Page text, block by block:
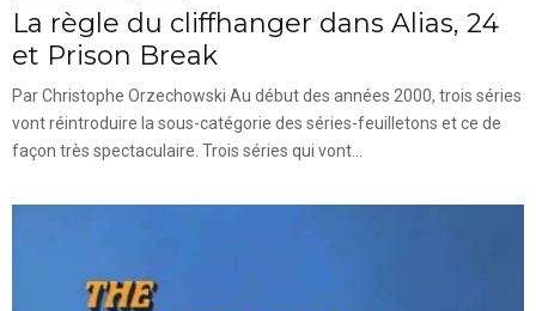
La règle du cliffhanger dans Alias, 24
et Prison Break
Par Christophe Orzechowski Au début des années 2000, trois séries
vont réintroduire la sous-catégorie des séries-feuilletons et ce de
façon très spectaculaire. Trois séries qui vont...